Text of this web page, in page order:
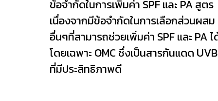
ข้อจำกัดในการเพิ่มค่า SPF และ PA สูตร
เนื่องจากมีข้อจำกัดในการเลือกส่วนผสม
อื่นๆที่สามารถช่วยเพิ่มค่า SPF และ PA ไ
โดยเฉพาะ OMC ซึ่งเป็นสารกันแดด UVB
ที่มีประสิทธิภาพดี